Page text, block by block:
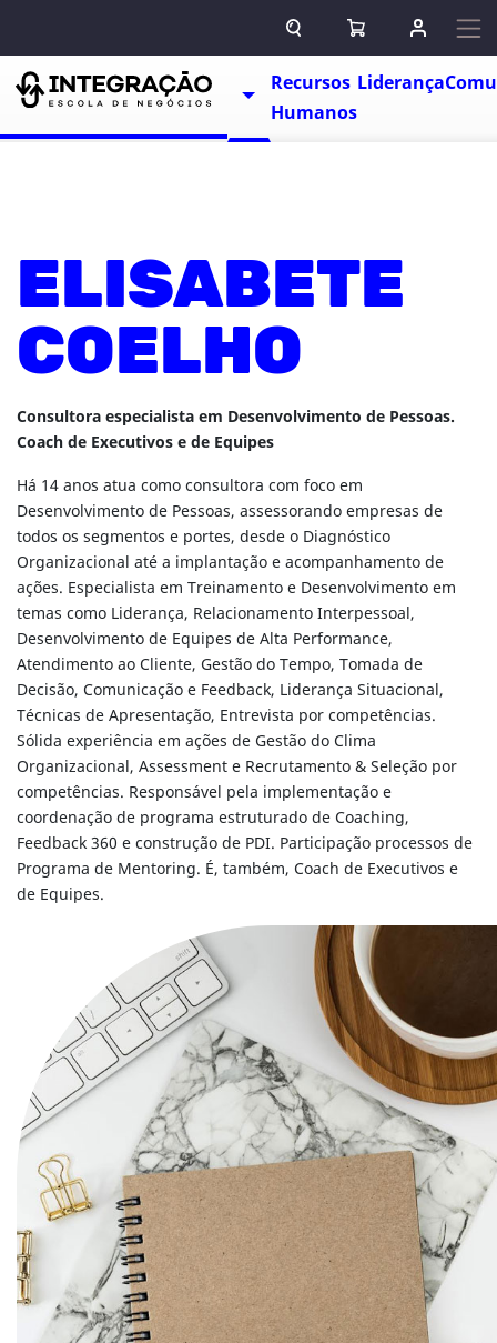
ABRIR CAMPO DE BUSCA
ABRIR CARRINHO
ENTRAR
Escolas
TOGGLE DROPDOWN
Recursos
Humanos
Liderança
ELISABETE
COELHO
Consultora especialista em Desenvolvimento de Pessoas.
Coach de Executivos e de Equipes
Há 14 anos atua como consultora com foco em
Desenvolvimento de Pessoas, assessorando empresas de
todos os segmentos e portes, desde o Diagnóstico
Organizacional até a implantação e acompanhamento de
ações. Especialista em Treinamento e Desenvolvimento em
temas como Liderança, Relacionamento Interpessoal,
Desenvolvimento de Equipes de Alta Performance,
Atendimento ao Cliente, Gestão do Tempo, Tomada de
Decisão, Comunicação e Feedback, Liderança Situacional,
Técnicas de Apresentação, Entrevista por competências.
Sólida experiência em ações de Gestão do Clima
Organizacional, Assessment e Recrutamento & Seleção por
competências. Responsável pela implementação e
coordenação de programa estruturado de Coaching,
Feedback 360 e construção de PDI. Participação processos de
Programa de Mentoring. É, também, Coach de Executivos e
de Equipes.